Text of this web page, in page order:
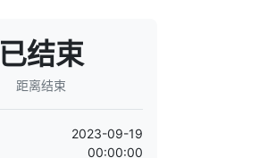
已结束
距离结束
2023-09-19
00:00:00